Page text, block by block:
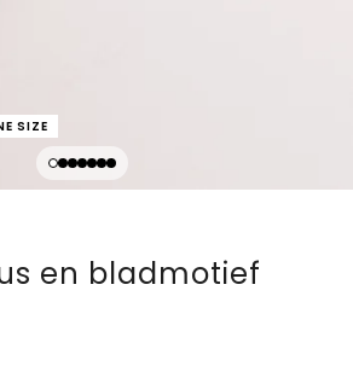
SIZE
en bladmotief